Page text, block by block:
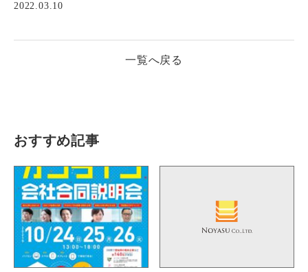
会社概要
採用情報
先輩社員の声
お問い合わせ プライバシーポリシー サイトマップ
2022.03.10
一覧へ戻る
おすすめ記事